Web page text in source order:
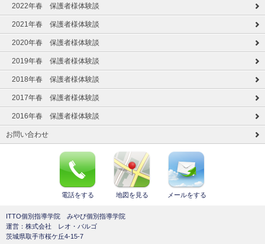
2022年春 保護者様体験談
2021年春 保護者様体験談
2020年春 保護者様体験談
2019年春 保護者様体験談
2018年春 保護者様体験談
2017年春 保護者様体験談
2016年春 保護者様体験談
お問い合わせ
電話をする 地図を見る メールをする
ITTO個別指導学院 みやび個別指導学院
運営：株式会社 レオ・バルゴ
茨城県取手市桜ケ丘4-15-7